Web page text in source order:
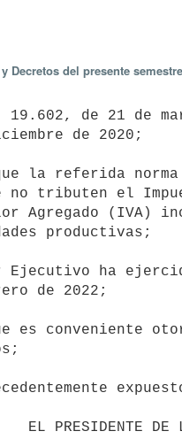
Decretos del presente
de 2020;
no tributen el
Agregado (IVA)
productivas;
de 2022;